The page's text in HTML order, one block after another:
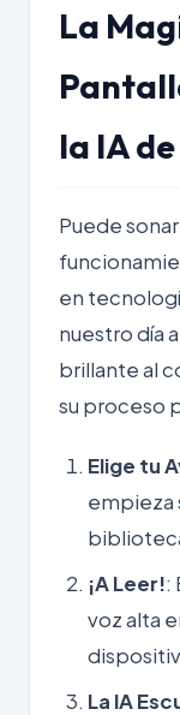
La
la IA
Puede
en
nuestro día
brillante al
su proceso
Elige tu
empieza
¡A Leer!:
voz alta
La IA